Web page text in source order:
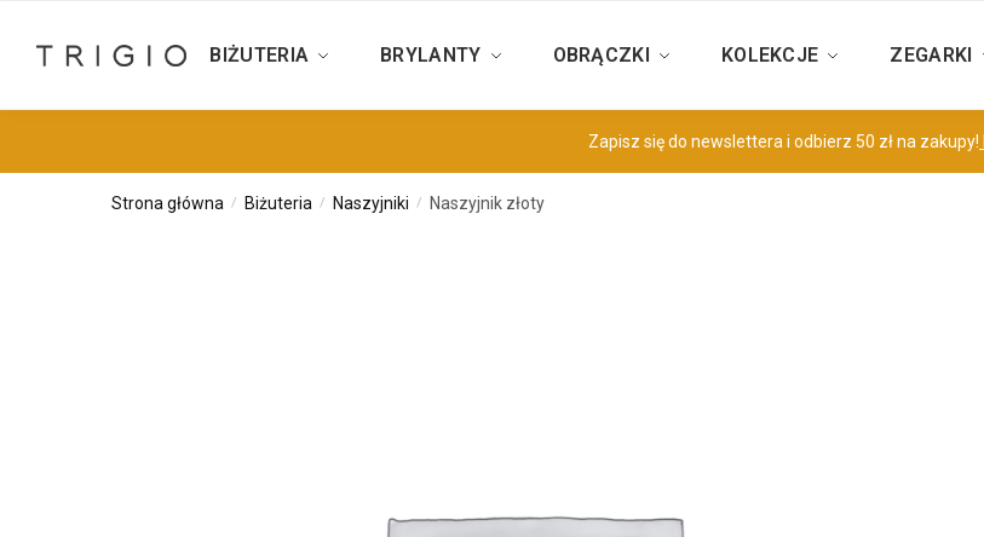
BIŻUTERIA BRYLANTY OBRĄCZKI KOLEKCJE ZEGARKI
Zapisz się do newslettera i odbierz 50 zł na zakupy!
Strona główna / Biżuteria / Naszyjniki / Naszyjnik złoty